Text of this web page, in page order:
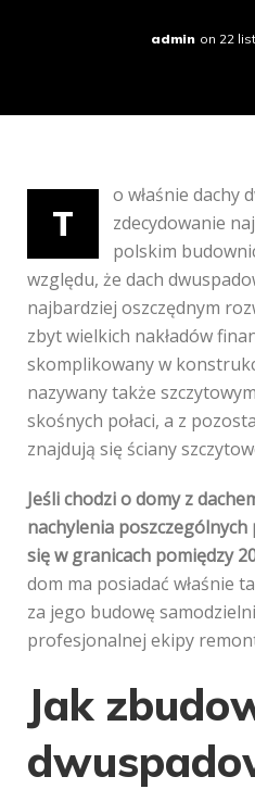
admin on 22
T
o właśnie dachy
zdecydowanie
polskim
względu, że dach
najbardziej oszczędnym
zbyt wielkich nakładów
skomplikowany w
nazywany także
skośnych połaci, a z
znajdują się ściany
Jeśli chodzi o domy z
nachylenia poszczególnych
się w granicach pomiędzy
dom ma posiadać właśnie
za jego budowę
profesjonalnej ekipy
Jak